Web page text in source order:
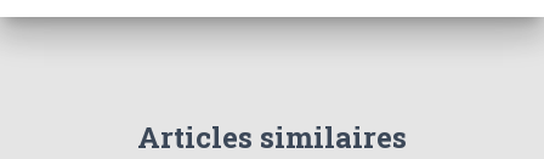
Articles similaires